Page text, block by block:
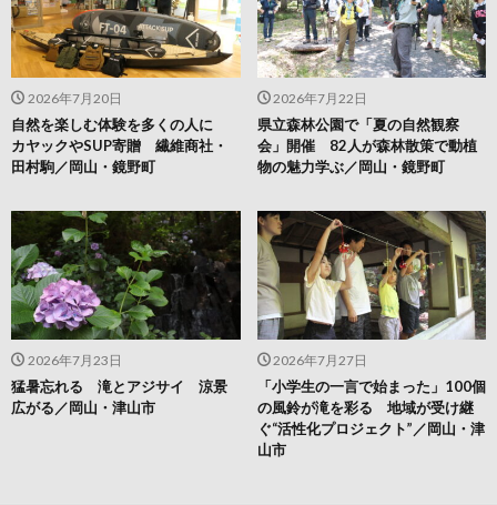
2026年7月27日
「小学生の一言で始まった」100個
の風鈴が滝を彩る 地域が受け継
ぐ“活性化プロジェクト”／岡山・津
山市
2026年7月23日
猛暑忘れる 滝とアジサイ 涼景
広がる／岡山・津山市
2026年7月22日
県立森林公園で「夏の自然観察
会」開催 82人が森林散策で動植
物の魅力学ぶ／岡山・鏡野町
2026年7月20日
自然を楽しむ体験を多くの人に
カヤックやSUP寄贈 繊維商社・
田村駒／岡山・鏡野町